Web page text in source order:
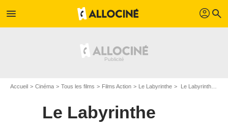
menu profil search
Accueil Cinéma Tous les films Films Action Le Labyrinthe Le Labyrinthe en DVD Blu Ray
Le Labyrinthe